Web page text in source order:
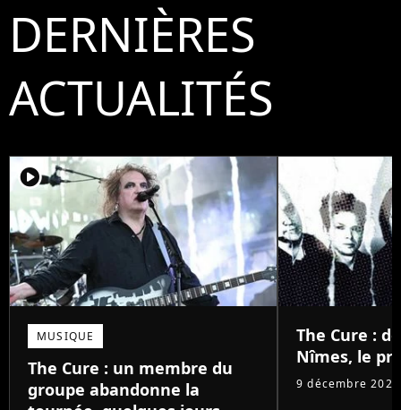
DERNIÈRES
ACTUALITÉS
player2
MUSIQUE
The Cure : un membre du
groupe abandonne la
The Cure :
Nîmes, le
9 décembre 2025